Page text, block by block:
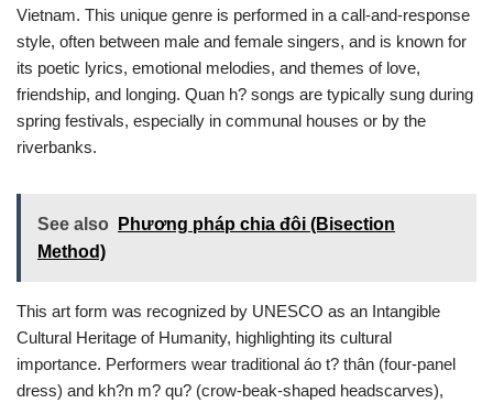
Vietnam. This unique genre is performed in a call-and-response
style, often between male and female singers, and is known for
its poetic lyrics, emotional melodies, and themes of love,
friendship, and longing. Quan h? songs are typically sung during
spring festivals, especially in communal houses or by the
riverbanks.
See also
Phương pháp chia đôi (Bisection
Method)
This art form was recognized by UNESCO as an Intangible
Cultural Heritage of Humanity, highlighting its cultural
importance. Performers wear traditional áo t? thân (four-panel
dress) and kh?n m? qu? (crow-beak-shaped headscarves),